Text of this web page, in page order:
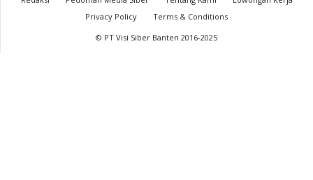
Privacy Policy
Terms & Conditions
© PT Visi Siber Banten 2016-2025